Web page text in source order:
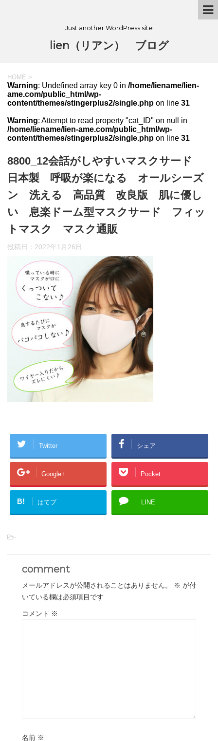
Just another WordPress site
lien（リアン） ブログ
HOME >
Warning: Undefined array key 0 in /home/liename/lien-
ame.com/public_html/wp-
content/themes/stingerplus2/single.php on line 31
Warning: Attempt to read property "cat_ID" on null in
/home/liename/lien-ame.com/public_html/wp-
content/themes/stingerplus2/single.php on line 31
8800_12会話がしやすいマスクサード
日本製 呼吸が楽になる オールシーズ
ン 洗える 高品質 改良版 肌に優し
い 息楽ドーム型マスクサード フィッ
トマスク マスク通販
投稿日： 2022年1月26日
Twitter シェア
Google+ Pocket
B! はてブ LINE
-
comment
メールアドレスが公開されることはありません。 ※ が付
いている欄は必須項目です
コメント ※
名前 ※